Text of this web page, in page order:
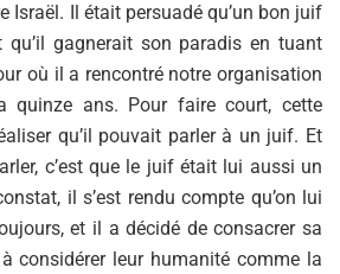
Israël. Il était persuadé qu’un bon juif
gagnerait son paradis en tuant
où il a rencontré notre organisation
quinze ans. Pour faire court, cette
qu’il pouvait parler à un juif. Et
c’est que le juif était lui aussi un
il s’est rendu compte qu’on lui
et il a décidé de consacrer sa
considérer leur humanité comme la